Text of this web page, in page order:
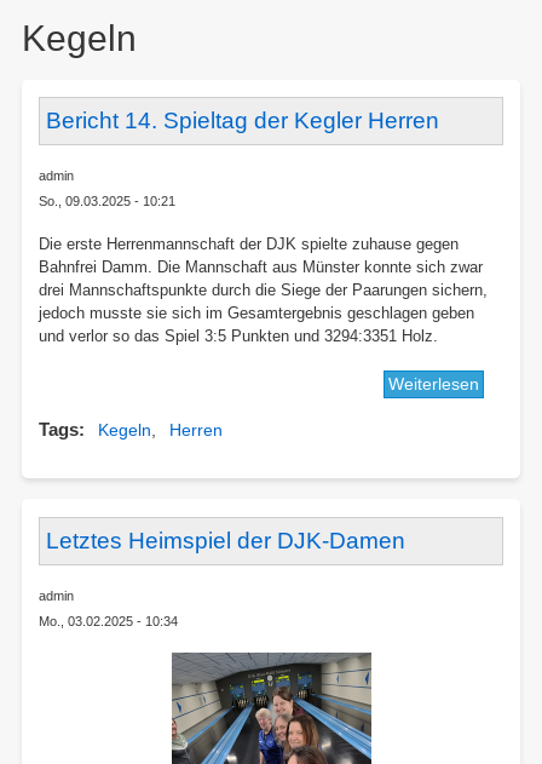
Kegeln
Bericht 14. Spieltag der Kegler Herren
admin
So., 09.03.2025 - 10:21
Die erste Herrenmannschaft der DJK spielte zuhause gegen
Bahnfrei Damm. Die Mannschaft aus Münster konnte sich zwar
drei Mannschaftspunkte durch die Siege der Paarungen sichern,
jedoch musste sie sich im Gesamtergebnis geschlagen geben
und verlor so das Spiel 3:5 Punkten und 3294:3351 Holz.
Weiterlesen
Tags Kegeln Herren
Letztes Heimspiel der DJK-Damen
admin
Mo., 03.02.2025 - 10:34